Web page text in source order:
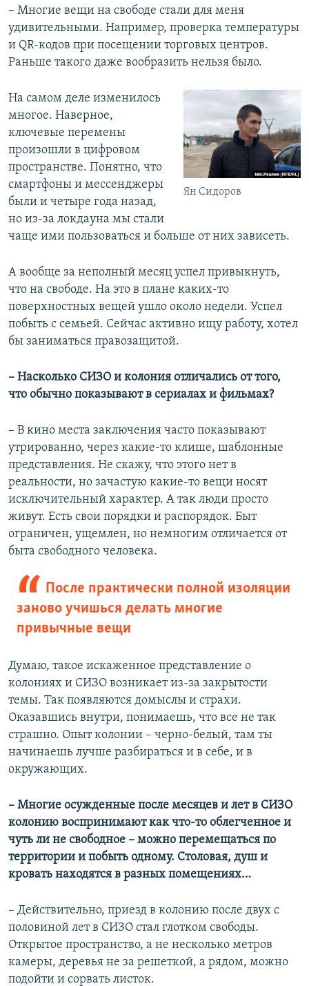
– Многие вещи на свободе стали для меня
удивительными. Например, проверка температуры
и QR-кодов при посещении торговых центров.
Раньше такого даже вообразить нельзя было.
Ян Сидоров
На самом деле изменилось
многое. Наверное,
ключевые перемены
произошли в цифровом
пространстве. Понятно, что
смартфоны и мессенджеры
были и четыре года назад,
но из-за локдауна мы стали
чаще ими пользоваться и больше от них зависеть.
А вообще за неполный месяц успел привыкнуть,
что на свободе. На это в плане каких-то
поверхностных вещей ушло около недели. Успел
побыть с семьей. Сейчас активно ищу работу, хотел
бы заниматься правозащитой.
– Насколько СИЗО и колония отличались от того,
что обычно показывают в сериалах и фильмах?
– В кино места заключения часто показывают
утрированно, через какие-то клише, шаблонные
представления. Не скажу, что этого нет в
реальности, но зачастую какие-то вещи носят
исключительный характер. А так люди просто
живут. Есть свои порядки и распорядок. Быт
ограничен, ущемлен, но немногим отличается от
быта свободного человека.
После практически полной изоляции
заново учишься делать многие
привычные вещи
Думаю, такое искаженное представление о
колониях и СИЗО возникает из-за закрытости
темы. Так появляются домыслы и страхи.
Оказавшись внутри, понимаешь, что все не так
страшно. Опыт колонии – черно-белый, там ты
начинаешь лучше разбираться и в себе, и в
окружающих.
– Многие осужденные после месяцев и лет в СИЗО
колонию воспринимают как что-то облегченное и
чуть ли не свободное – можно перемещаться по
территории и побыть одному. Столовая, душ и
кровать находятся в разных помещениях…
– Действительно, приезд в колонию после двух с
половиной лет в СИЗО стал глотком свободы.
Открытое пространство, а не несколько метров
камеры, деревья не за решеткой, а рядом, можно
подойти и сорвать листок.